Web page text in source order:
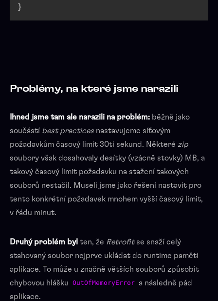
}
Problémy, na které jsme narazili
Ihned jsme tam ale narazili na problém: běžně jako
součástí best practices nastavujeme síťovým
požadavkům časový limit 30ti sekund. Některé zip
soubory však dosahovaly desítky (vzácně stovky) MB, a
takový časový limit požadavku na stažení takových
souborů nestačil. Museli jsme jako řešení nastavit pro
tento konkrétní požadavek mnohem vyšší časový limit,
v řádu minut.
Druhý problém byl ten, že Retrofitse snaží celý
stahovaný soubor nejprve ukládat do runtime paměti
aplikace. To může u značně větších souborů způsobit
chybovou hlášku OutOfMemoryError a následně pád
aplikace.